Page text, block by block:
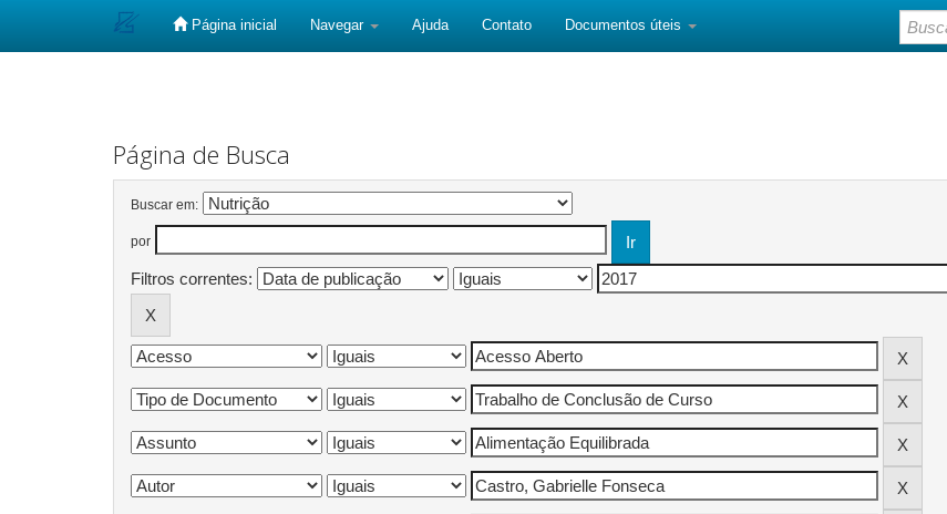
Página inicial Navegar Ajuda Contato Documentos úteis
Página de Busca
Buscar em:
por
Filtros correntes: